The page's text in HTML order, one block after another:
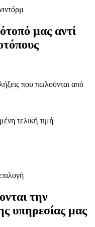
μας αντί
που πωλούνται από
τελική τιμή
την
υπηρεσίας μας